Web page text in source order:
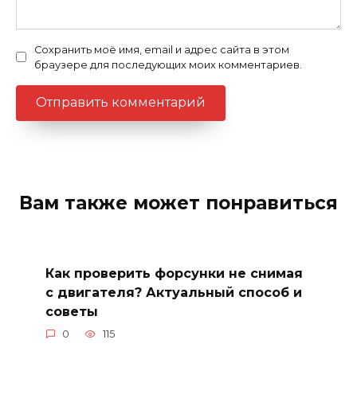
Сохранить моё имя, email и адрес сайта в этом
браузере для последующих моих комментариев.
Вам также может понравиться
Как проверить форсунки не снимая
с двигателя? Актуальный способ и
советы
0 115